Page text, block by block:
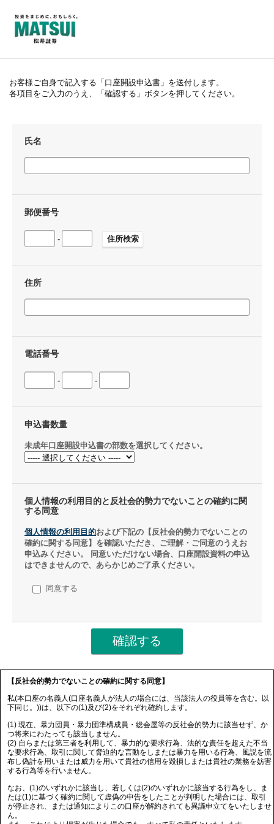
お客様ご自身で記入する「口座開設申込書」を送付します。
各項目をご入力のうえ、「確認する」ボタンを押してください。
氏名
郵便番号
-
住所
電話番号
- -
申込書数量
未成年口座開設申込書の部数を選択してください。
個人情報の利用目的と反社会的勢力でないことの確約に関
する同意
個人情報の利用目的および下記の【反社会的勢力でないことの
確約に関する同意】を確認いただき、ご理解・ご同意のうえお
申込みください。 同意いただけない場合、口座開設資料の申込
はできませんので、あらかじめご了承ください。
同意する
【反社会的勢力でないことの確約に関する同意】
私(本口座の名義人(口座名義人が法人の場合には、当該法人の役員等を含む。以
下同じ。))は、以下の(1)及び(2)をそれぞれ確約します。
(1) 現在、暴力団員・暴力団準構成員・総会屋等の反社会的勢力に該当せず、か
つ将来にわたっても該当しません。
(2) 自らまたは第三者を利用して、暴力的な要求行為、法的な責任を超えた不当
な要求行為、取引に関して脅迫的な言動をしまたは暴力を用いる行為、風説を流
布し偽計を用いまたは威力を用いて貴社の信用を毀損しまたは貴社の業務を妨害
する行為等を行いません。
なお、(1)のいずれかに該当し、若しくは(2)のいずれかに該当する行為をし、ま
たは(1)に基づく確約に関して虚偽の申告をしたことが判明した場合には、取引
が停止され、または通知によりこの口座が解約されても異議申立てをいたしませ
ん。